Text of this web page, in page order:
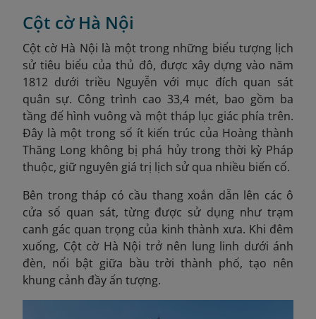
Cột cờ Hà Nội
Cột cờ Hà Nội là một trong những biểu tượng lịch
sử tiêu biểu của thủ đô, được xây dựng vào năm
1812 dưới triều Nguyễn với mục đích quan sát
quân sự. Công trình cao 33,4 mét, bao gồm ba
tầng đế hình vuông và một tháp lục giác phía trên.
Đây là một trong số ít kiến trúc của Hoàng thành
Thăng Long không bị phá hủy trong thời kỳ Pháp
thuộc, giữ nguyên giá trị lịch sử qua nhiều biến cố.
Bên trong tháp có cầu thang xoắn dẫn lên các ô
cửa sổ quan sát, từng được sử dụng như trạm
canh gác quan trọng của kinh thành xưa. Khi đêm
xuống, Cột cờ Hà Nội trở nên lung linh dưới ánh
đèn, nổi bật giữa bầu trời thành phố, tạo nên
khung cảnh đầy ấn tượng.